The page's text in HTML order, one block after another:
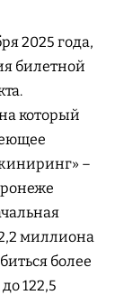
2025 года,
билетной
который
–
миллиона
более
122,5